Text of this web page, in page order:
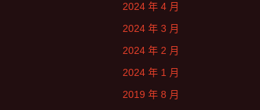
2024 年 4 月
2024 年 3 月
2024 年 2 月
2024 年 1 月
2019 年 8 月